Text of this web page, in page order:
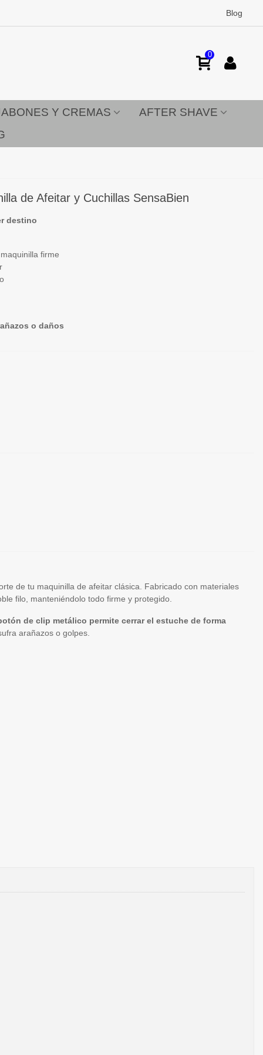
Blog
0
Y CREMAS
AFTER SHAVE
de Afeitar y Cuchillas SensaBien
destino
firme
o daños
de tu maquinilla de afeitar clásica. Fabricado con materiales
filo, manteniéndolo todo firme y protegido.
de clip metálico permite cerrar el estuche de forma
arañazos o golpes.